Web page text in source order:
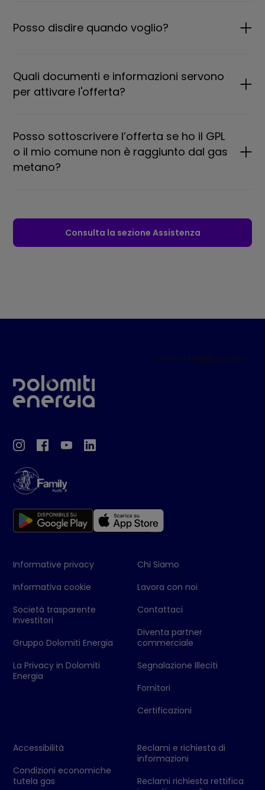
Posso disdire quando voglio?
Quali documenti e informazioni servono
per attivare l'offerta?
Posso sottoscrivere l’offerta se ho il GPL
o il mio comune non è raggiunto dal gas
metano?
Consulta la sezione Assistenza
Informative privacy
Informativa cookie
Società trasparente
Investitori
Gruppo Dolomiti Energia
La Privacy in Dolomiti
Energia
Chi Siamo
Lavora con noi
Contattaci
Diventa partner
commerciale
Segnalazione Illeciti
Fornitori
Certificazioni
Accessibilità
Condizioni economiche
tutela gas
Reclami e richiesta di
informazioni
Reclami richiesta rettifica